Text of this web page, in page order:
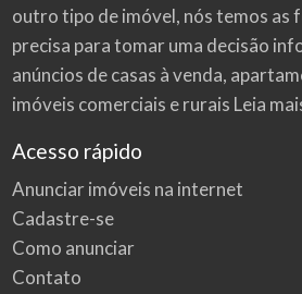
outro tipo de imóvel, nós temos as
precisa para tomar uma decisão
anúncios de casas à venda,
imóveis comerciais e rurais Leia
Acesso rápido
Anunciar imóveis na internet
Cadastre-se
Como anunciar
Contato